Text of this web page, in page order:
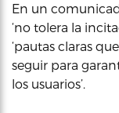
En un
‘no tolera la
‘pautas claras
seguir para
los usuarios’.